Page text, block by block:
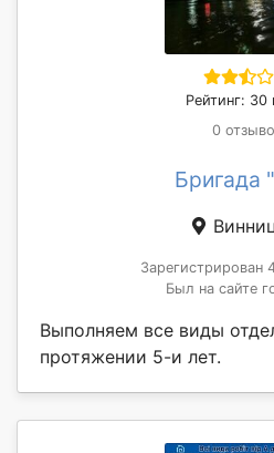
Рейтинг: 30
0
Бригада
Зарегистрирован
Был на сайте
Выполняем все виды
протяжении 5-и лет.